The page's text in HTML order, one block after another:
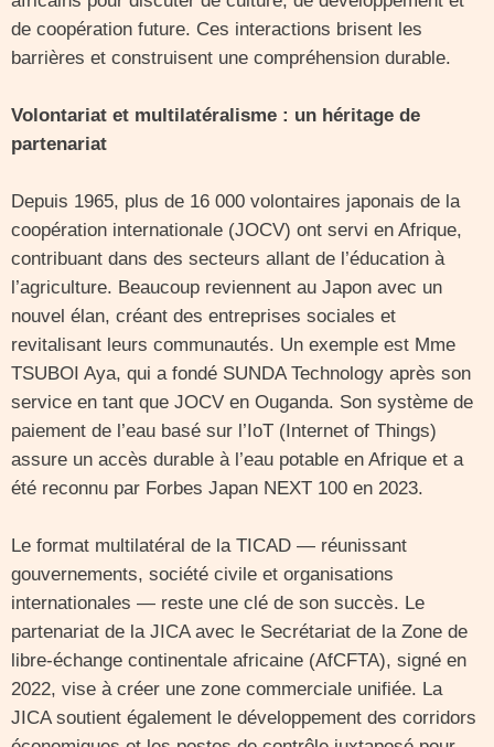
de coopération future. Ces interactions brisent les
barrières et construisent une compréhension durable.
Volontariat et multilatéralisme : un héritage de
partenariat
Depuis 1965, plus de 16 000 volontaires japonais de la
coopération internationale (JOCV) ont servi en Afrique,
contribuant dans des secteurs allant de l’éducation à
l’agriculture. Beaucoup reviennent au Japon avec un
nouvel élan, créant des entreprises sociales et
revitalisant leurs communautés. Un exemple est Mme
TSUBOI Aya, qui a fondé SUNDA Technology après son
service en tant que JOCV en Ouganda. Son système de
paiement de l’eau basé sur l’IoT (Internet of Things)
assure un accès durable à l’eau potable en Afrique et a
été reconnu par Forbes Japan NEXT 100 en 2023.
Le format multilatéral de la TICAD — réunissant
gouvernements, société civile et organisations
internationales — reste une clé de son succès. Le
partenariat de la JICA avec le Secrétariat de la Zone de
libre-échange continentale africaine (AfCFTA), signé en
2022, vise à créer une zone commerciale unifiée. La
JICA soutient également le développement des corridors